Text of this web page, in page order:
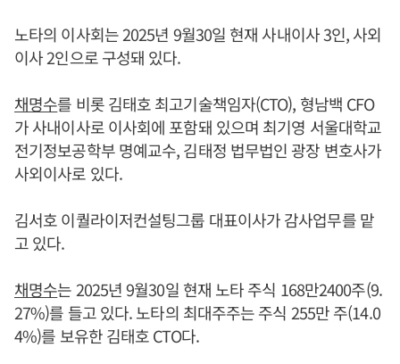
노타의 이사회는 2025년 9월30일 현재 사내이사 3인, 사외
이사 2인으로 구성돼 있다.
채명수를 비롯 김태호 최고기술책임자(CTO), 형남백 CFO
가 사내이사로 이사회에 포함돼 있으며 최기영 서울대학교
전기정보공학부 명예교수, 김태정 법무법인 광장 변호사가
사외이사로 있다.
김서호 이퀄라이저컨설팅그룹 대표이사가 감사업무를 맡
고 있다.
채명수는 2025년 9월30일 현재 노타 주식 168만2400주(9.
27%)를 들고 있다. 노타의 최대주주는 주식 255만 주(14.0
4%)를 보유한 김태호 CTO다.